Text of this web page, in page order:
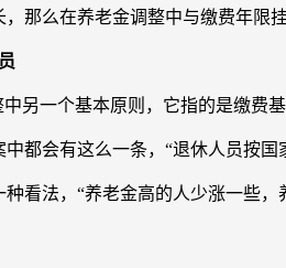
那么在养老金调整中与缴费年限
另一个基本原则，它指的是缴费
都会有这么一条，“退休人员按
看法，“养老金高的人少涨一些